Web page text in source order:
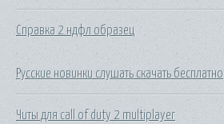
Справка 2 ндфл образец
Русские новинки слушать скачать бесплатно
Читы для call of duty 2 multiplayer